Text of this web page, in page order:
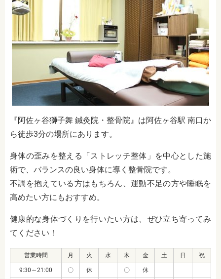
『阿佐ヶ谷獅子舞 鍼灸院・整骨院』は阿佐ヶ谷駅 南口か
ら徒歩3分の場所にあります。
身体の歪みを整える「ストレッチ整体」を中心とした施
術で、バランスの良い身体に導く整骨院です。
不調を抱えている方はもちろん、運動不足の方や睡眠を
高めたい方にもおすすめ。
健康的な身体づくりを行いたい方は、ぜひ立ち寄ってみ
てください！
営業時間 月 火 水 木 金 土 日 祝
9:30～21:00 〇 休 〇 休